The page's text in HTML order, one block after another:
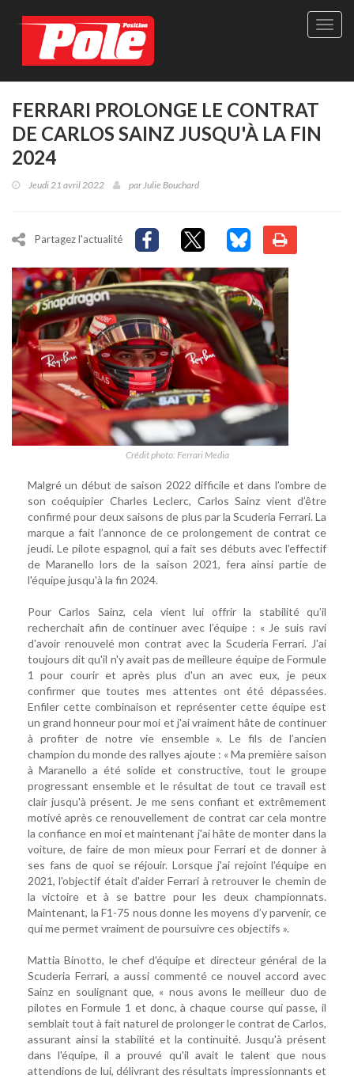
Site
FERRARI PROLONGE LE CONTRAT
DE CARLOS SAINZ JUSQU'À LA FIN
2024
Jeudi 21 avril 2022 parJulie Bouchard
Partagez l'actualité
Crédit photo: Ferrari Media
Malgré un début de saison 2022 difficile et dans l’ombre de
son coéquipier Charles Leclerc, Carlos Sainz vient d’être
confirmé pour deux saisons de plus par la Scuderia Ferrari. La
marque a fait l’annonce de ce prolongement de contrat ce
jeudi. Le pilote espagnol, qui a fait ses débuts avec l'effectif
de Maranello lors de la saison 2021, fera ainsi partie de
l'équipe jusqu'à la fin 2024.
Pour Carlos Sainz, cela vient lui offrir la stabilité qu’il
recherchait afin de continuer avec l’équipe : « Je suis ravi
d'avoir renouvelé mon contrat avec la Scuderia Ferrari. J'ai
toujours dit qu'il n'y avait pas de meilleure équipe de Formule
1 pour courir et après plus d'un an avec eux, je peux
confirmer que toutes mes attentes ont été dépassées.
Enfiler cette combinaison et représenter cette équipe est
un grand honneur pour moi et j'ai vraiment hâte de continuer
à profiter de notre vie ensemble ». Le fils de l’ancien
champion du monde des rallyes ajoute : « Ma première saison
à Maranello a été solide et constructive, tout le groupe
progressant ensemble et le résultat de tout ce travail est
clair jusqu'à présent. Je me sens confiant et extrêmement
motivé après ce renouvellement de contrat car cela montre
la confiance en moi et maintenant j'ai hâte de monter dans la
voiture, de faire de mon mieux pour Ferrari et de donner à
ses fans de quoi se réjouir. Lorsque j'ai rejoint l'équipe en
2021, l'objectif était d'aider Ferrari à retrouver le chemin de
la victoire et à se battre pour les deux championnats.
Maintenant, la F1-75 nous donne les moyens d’y parvenir, ce
qui me permet vraiment de poursuivre ces objectifs ».
Mattia Binotto, le chef d'équipe et directeur général de la
Scuderia Ferrari, a aussi commenté ce nouvel accord avec
Sainz en soulignant que, « nous avons le meilleur duo de
pilotes en Formule 1 et donc, à chaque course qui passe, il
semblait tout à fait naturel de prolonger le contrat de Carlos,
assurant ainsi la stabilité et la continuité. Jusqu'à présent
dans l'équipe, il a prouvé qu'il avait le talent que nous
attendions de lui, délivrant des résultats impressionnants et